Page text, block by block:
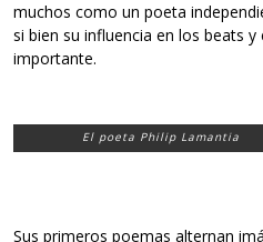
muchos como un poeta
si bien su influencia en los beats
importante.
El poeta Philip Lamantia
Sus primeros poemas alternan